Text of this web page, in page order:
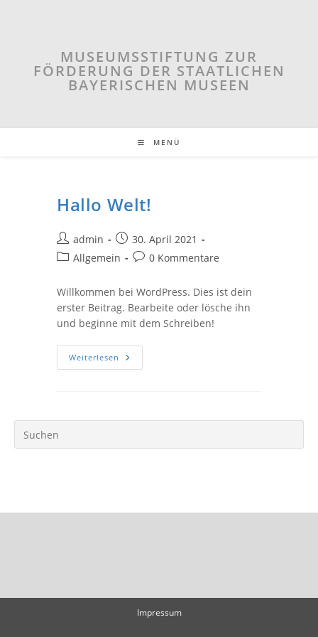
MUSEUMSSTIFTUNG ZUR
FÖRDERUNG DER STAATLICHEN
BAYERISCHEN MUSEEN
MENÜ
Hallo Welt!
Beitrags-
Autor:
admin
Beitrag
veröffentlicht:
30. April 2021
Beitrags-
Allgemein
Beitrags-
0 Kommentare
Willkommen bei WordPress. Dies ist dein
erster Beitrag. Bearbeite oder lösche ihn
und beginne mit dem Schreiben!
Weiterlesen Hallo
Welt!
Impressum